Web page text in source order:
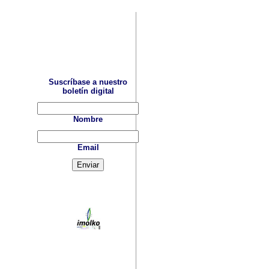
Suscríbase a nuestro
boletín digital
Nombre
Email